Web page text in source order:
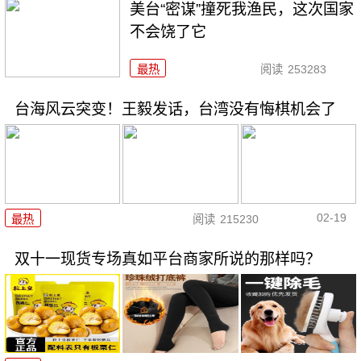
美台“密谋”撞死我渔民，这次国家
不会饶了它
最热 阅读 253283
台海风云突变！王毅发话，台湾没有悔棋机会了
最热 阅读 215230 02-19
双十一现货专场真如平台商家所说的那样吗？